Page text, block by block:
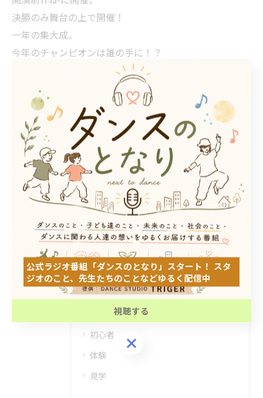
決勝のみ舞台の上で開催！
一年の集大成。
今年のチャンピオンは誰の手に！？
< 前のページ 一覧に戻る 次のページ >
カテゴリー Categories
全てのカテゴリー
DANCE STUDIO TRIGER FIRST
DANCE STUDIO TRIGER SECOND
ダンス
子ども
初心者
体験
見学
公式ラジオ番組「ダンスのとなり」スタート！ スタ
ジオのこと、先生たちのことなどゆるく配信中
視聴する
公式ラジオ番組「ダンスのとなり」スタート！ スタ
ジオのこと、先生たちのことなどゆるく配信中
視聴する